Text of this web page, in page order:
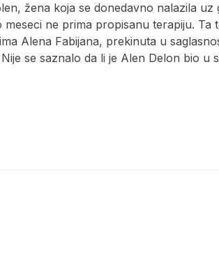
žena koja se donedavno nalazila
ne prima propisanu terapiju. Ta
Alena Fabijana, prekinuta u
se saznalo da li je Alen Delon bio u